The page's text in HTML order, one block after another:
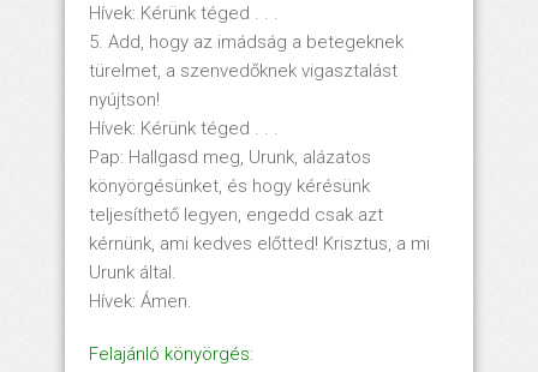
Hívek: Kérünk téged . . .
5. Add, hogy az imádság a betegeknek
türelmet, a szenvedőknek vigasztalást
nyújtson!
Hívek: Kérünk téged . . .
Pap: Hallgasd meg, Urunk, alázatos
könyörgésünket, és hogy kérésünk
teljesíthető legyen, engedd csak azt
kérnünk, ami kedves előtted! Krisztus, a mi
Urunk által.
Hívek: Ámen.
Felajánló könyörgés: